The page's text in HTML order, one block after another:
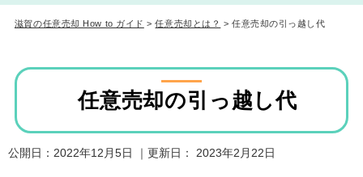
滋賀の任意売却 How to ガイド >任意売却とは？ > 任意売却の引っ越し代
任意売却の引っ越し代
公開日： 2022年12月5日 ｜更新日： 2023年2月22日